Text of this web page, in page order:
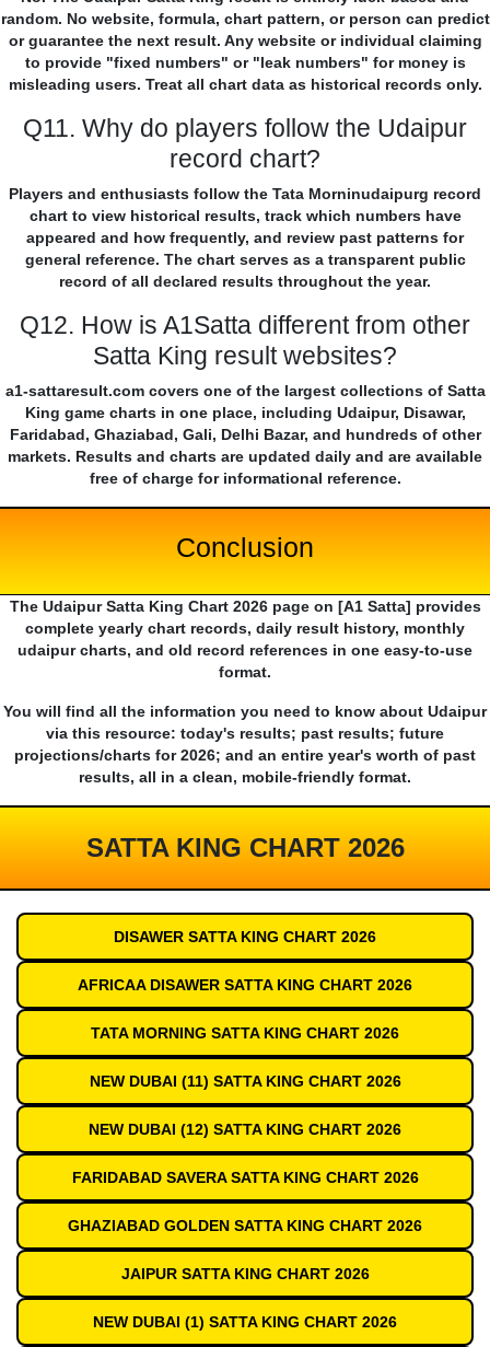
random. No website, formula, chart pattern, or person can predict
or guarantee the next result. Any website or individual claiming
to provide "fixed numbers" or "leak numbers" for money is
misleading users. Treat all chart data as historical records only.
Q11. Why do players follow the Udaipur
record chart?
Players and enthusiasts follow the Tata Morninudaipurg record
chart to view historical results, track which numbers have
appeared and how frequently, and review past patterns for
general reference. The chart serves as a transparent public
record of all declared results throughout the year.
Q12. How is A1Satta different from other
Satta King result websites?
a1-sattaresult.com covers one of the largest collections of Satta
King game charts in one place, including Udaipur, Disawar,
Faridabad, Ghaziabad, Gali, Delhi Bazar, and hundreds of other
markets. Results and charts are updated daily and are available
free of charge for informational reference.
Conclusion
The Udaipur Satta King Chart 2026 page on [A1 Satta] provides
complete yearly chart records, daily result history, monthly
udaipur charts, and old record references in one easy-to-use
format.
You will find all the information you need to know about Udaipur
via this resource: today's results; past results; future
projections/charts for 2026; and an entire year's worth of past
results, all in a clean, mobile-friendly format.
SATTA KING CHART 2026
DISAWER SATTA KING CHART 2026
AFRICAA DISAWER SATTA KING CHART 2026
TATA MORNING SATTA KING CHART 2026
NEW DUBAI (11) SATTA KING CHART 2026
NEW DUBAI (12) SATTA KING CHART 2026
FARIDABAD SAVERA SATTA KING CHART 2026
GHAZIABAD GOLDEN SATTA KING CHART 2026
JAIPUR SATTA KING CHART 2026
NEW DUBAI (1) SATTA KING CHART 2026